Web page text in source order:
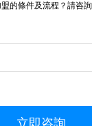
的條件及流程？請咨
立即咨詢